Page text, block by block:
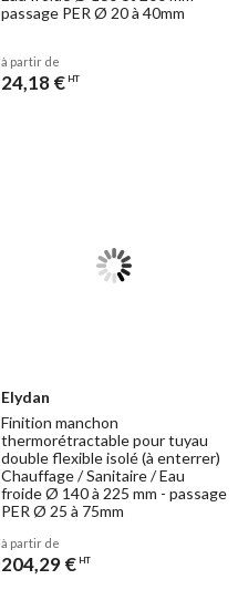
passage PER Ø 20 à 40mm
à partir de
24,18 € HT
Elydan
Finition manchon
thermorétractable pour tuyau
double flexible isolé (à enterrer)
Chauffage / Sanitaire / Eau
froide Ø 140 à 225 mm - passage
PER Ø 25 à 75mm
à partir de
204,29 € HT